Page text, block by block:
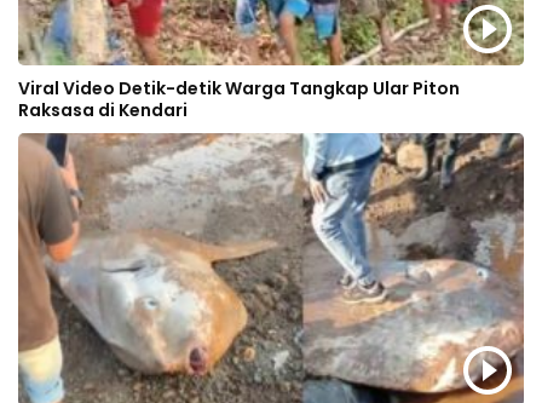
Viral Video Detik-detik Warga Tangkap Ular Piton
Raksasa di Kendari